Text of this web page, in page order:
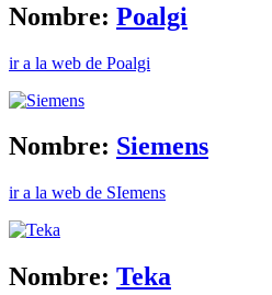
Nombre: Poalgi
ir a la web de Poalgi
Nombre: Siemens
ir a la web de SIemens
Nombre: Teka